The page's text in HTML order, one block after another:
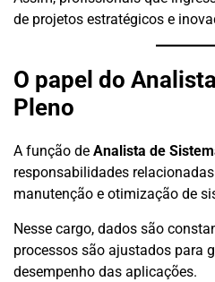
de projetos estratégicos e
O papel do
Pleno
A função de Analista de
responsabilidades
manutenção e otimização de
Nesse cargo, dados são
processos são ajustados para
desempenho das aplicações.